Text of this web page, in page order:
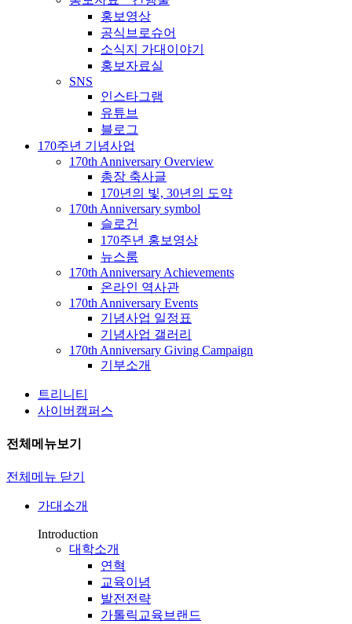
홍보영상
공식브로슈어
소식지 가대이야기
홍보자료실
SNS
인스타그램
유튜브
블로그
170주년 기념사업
170th Anniversary Overview
총장 축사글
170년의 빛, 30년의 도약
170th Anniversary symbol
슬로건
170주년 홍보영상
뉴스룸
170th Anniversary Achievements
온라인 역사관
170th Anniversary Events
기념사업 일정표
기념사업 갤러리
170th Anniversary Giving Campaign
기부소개
트리니티
사이버캠퍼스
전체메뉴보기
전체메뉴 닫기
가대소개
Introduction
대학소개
연혁
교육이념
발전전략
가톨릭교육브랜드